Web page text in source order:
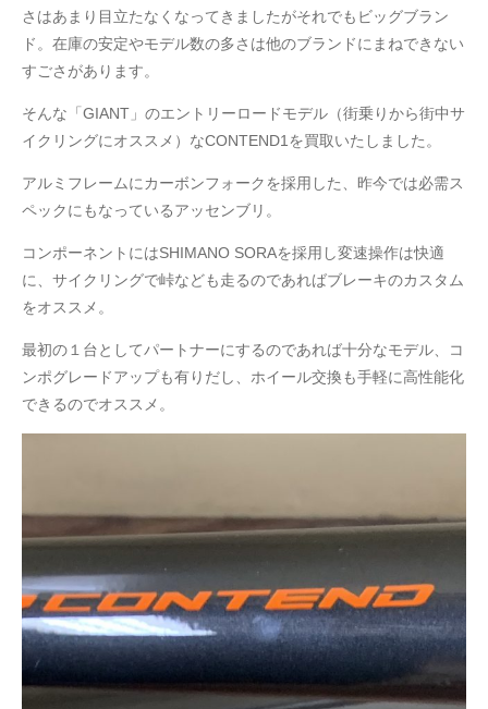
さはあまり目立たなくなってきましたがそれでもビッグブラン
ド。在庫の安定やモデル数の多さは他のブランドにまねできない
すごさがあります。
そんな「GIANT」のエントリーロードモデル（街乗りから街中サ
イクリングにオススメ）なCONTEND1を買取いたしました。
アルミフレームにカーボンフォークを採用した、昨今では必需ス
ペックにもなっているアッセンブリ。
コンポーネントにはSHIMANO SORAを採用し変速操作は快適
に、サイクリングで峠なども走るのであればブレーキのカスタム
をオススメ。
最初の１台としてパートナーにするのであれば十分なモデル、コ
ンポグレードアップも有りだし、ホイール交換も手軽に高性能化
できるのでオススメ。